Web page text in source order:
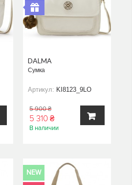
DALMA
Сумка
Артикул: KI8123_9LO
5 900 ₴
5 310 ₴
В наличии
NEW